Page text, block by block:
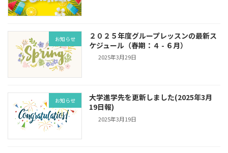
お知らせ
２０２５年度グループレッスンの最新ス
ケジュール（春期：４ - ６月）
2025年3月29日
お知らせ
大学進学先を更新しました(2025年3月
19日報)
2025年3月19日